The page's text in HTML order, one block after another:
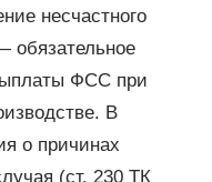
несчастного
обязательное
ФСС при
В
о причинах
(ст. 230 ТК